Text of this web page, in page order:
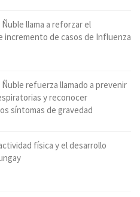
llama a reforzar el
incremento de casos de Influenza
refuerza llamado a prevenir
y reconocer
síntomas de gravedad
física y el desarrollo